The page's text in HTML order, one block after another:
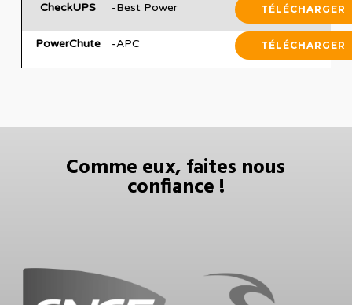
CheckUPS -Best Power TÉLÉCHARGER
PowerChute -APC TÉLÉCHARGER
Comme eux, faites nous
confiance !